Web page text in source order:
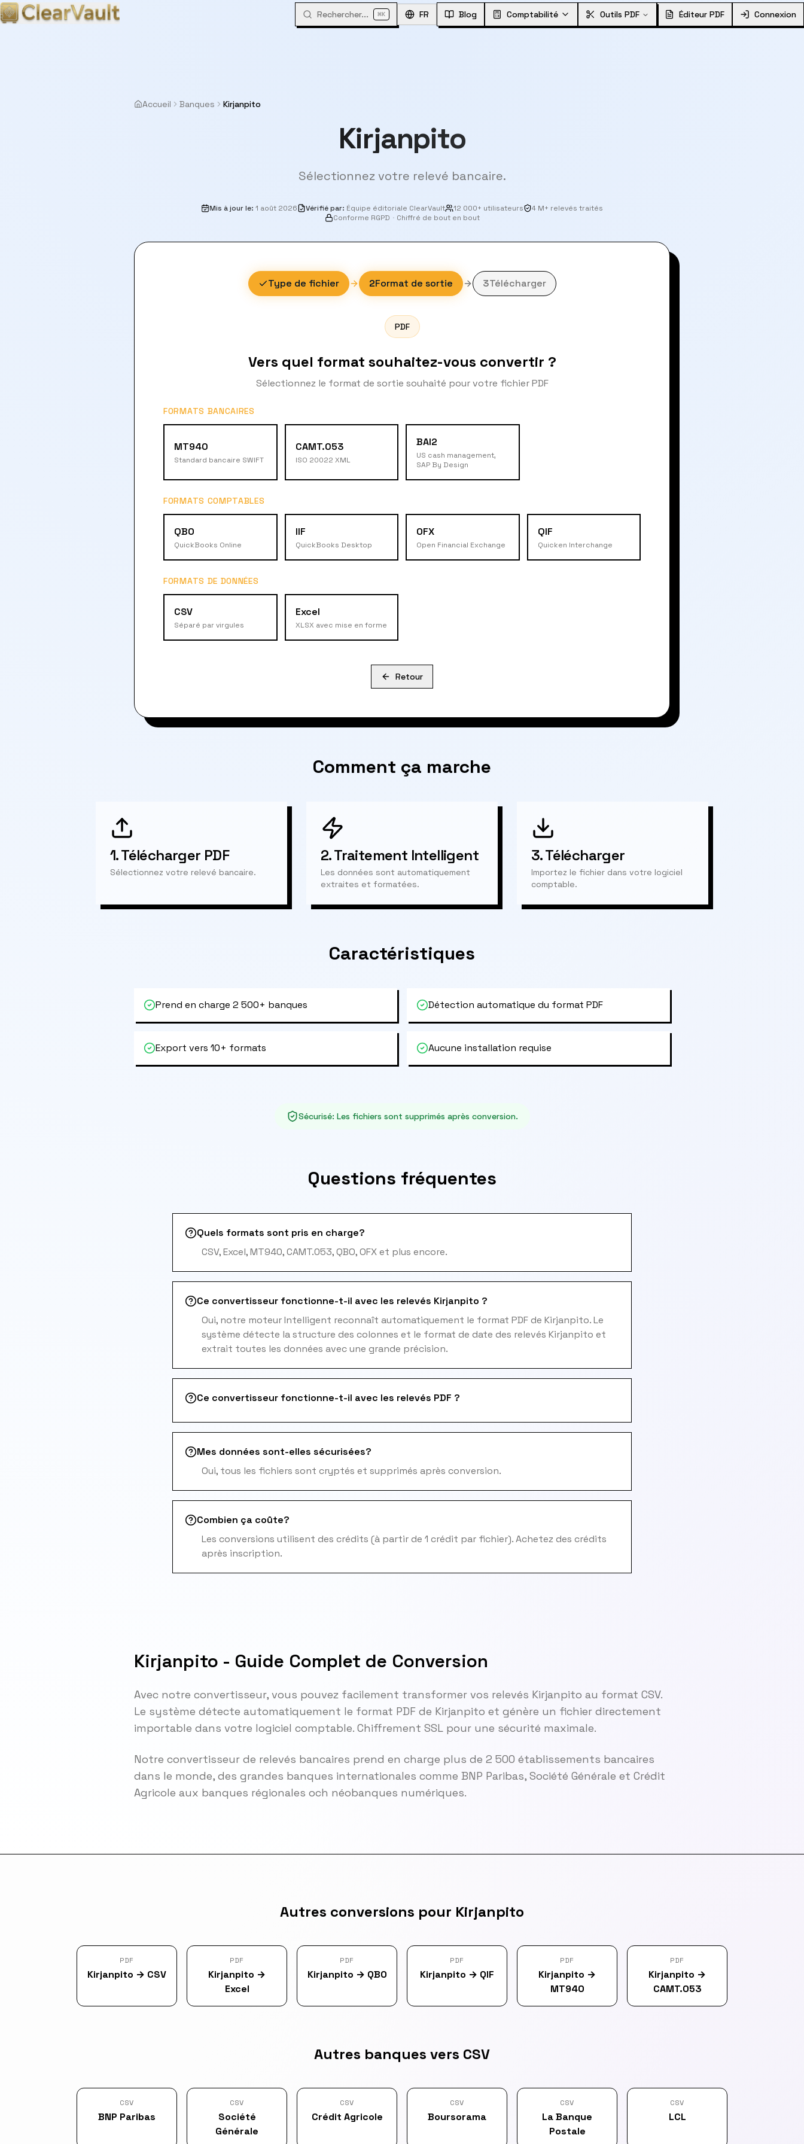
Rechercher... ⌘K FR Blog Comptabilité Outils PDF Éditeur PDF Connexion
Accueil Banques Kirjanpito
Kirjanpito
Sélectionnez votre relevé bancaire.
Mis à jour le: 1 août 2026 Vérifié par: Équipe éditoriale ClearVault 12 000+ utilisateurs
4 M+ relevés traités
Conforme RGPD · Chiffré de bout en bout
Type de fichier 2Format de sortie 3Télécharger
PDF
Vers quel format souhaitez-vous convertir ?
Sélectionnez le format de sortie souhaité pour votre fichier PDF
FORMATS BANCAIRES
MT940
Standard bancaire SWIFT
CAMT.053
ISO 20022 XML
BAI2
US cash management,
SAP By Design
FORMATS COMPTABLES
QBO
QuickBooks Online
IIF
QuickBooks Desktop
OFX
Open Financial Exchange
QIF
Quicken Interchange
FORMATS DE DONNÉES
CSV
Séparé par virgules
Excel
XLSX avec mise en forme
Retour
Comment ça marche
1.Télécharger PDF
Sélectionnez votre relevé bancaire.
2.Traitement Intelligent
Les données sont automatiquement
extraites et formatées.
3.Télécharger
Importez le fichier dans votre logiciel
comptable.
Caractéristiques
Prend en charge 2 500+ banques Détection automatique du format PDF
Export vers 10+ formats Aucune installation requise
Sécurisé: Les fichiers sont supprimés après conversion.
Questions fréquentes
Quels formats sont pris en charge?
CSV, Excel, MT940, CAMT.053, QBO, OFX et plus encore.
Ce convertisseur fonctionne-t-il avec les relevés Kirjanpito ?
Oui, notre moteur Intelligent reconnaît automatiquement le format PDF de Kirjanpito. Le
système détecte la structure des colonnes et le format de date des relevés Kirjanpito et
extrait toutes les données avec une grande précision.
Ce convertisseur fonctionne-t-il avec les relevés PDF ?
Mes données sont-elles sécurisées?
Oui, tous les fichiers sont cryptés et supprimés après conversion.
Combien ça coûte?
Les conversions utilisent des crédits (à partir de 1 crédit par fichier). Achetez des crédits
après inscription.
Kirjanpito - Guide Complet de Conversion
Avec notre convertisseur, vous pouvez facilement transformer vos relevés Kirjanpito au format CSV.
Le système détecte automatiquement le format PDF de Kirjanpito et génère un fichier directement
importable dans votre logiciel comptable. Chiffrement SSL pour une sécurité maximale.
Notre convertisseur de relevés bancaires prend en charge plus de 2 500 établissements bancaires
dans le monde, des grandes banques internationales comme BNP Paribas, Société Générale et Crédit
Agricole aux banques régionales och néobanques numériques.
Autres conversions pour Kirjanpito
PDF
Kirjanpito → CSV
PDF
Kirjanpito →
Excel
PDF
Kirjanpito → QBO
PDF
Kirjanpito → QIF
PDF
Kirjanpito →
MT940
PDF
Kirjanpito →
CAMT.053
Autres banques vers CSV
CSV
BNP Paribas
CSV
Société
Générale
CSV
Crédit Agricole
CSV
Boursorama
CSV
La Banque
Postale
CSV
LCL